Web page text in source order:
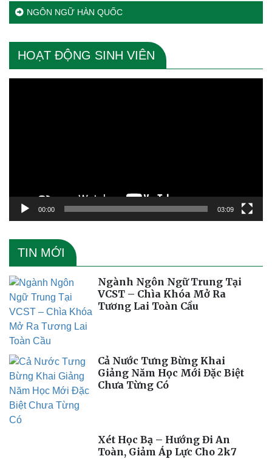
NGÔN NGỮ HÀN QUỐC
HOẠT ĐỘNG SINH VIÊN
00:00 03:09
TIN MỚI
Ngành Ngôn Ngữ Trung Tại
VCST – Chìa Khóa Mở Ra
Tương Lai Toàn Cầu
Cả Nước Tưng Bừng Khai
Giảng Năm Học Mới Đặc Biệt
Chưa Từng Có
Xét Học Bạ – Hướng Đi An
Toàn, Giảm Áp Lực Cho 2k7